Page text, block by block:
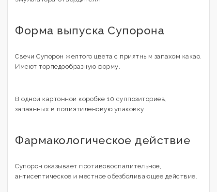
Форма выпуска Супорона
Свечи Супорон желтого цвета с приятным запахом какао.
Имеют торпедообразную форму.
В одной картонной коробке 10 суппозиториев,
запаянных в полиэтиленовую упаковку.
Фармакологическое действие
Супорон оказывает противовоспалительное,
антисептическое и местное обезболивающее действие.